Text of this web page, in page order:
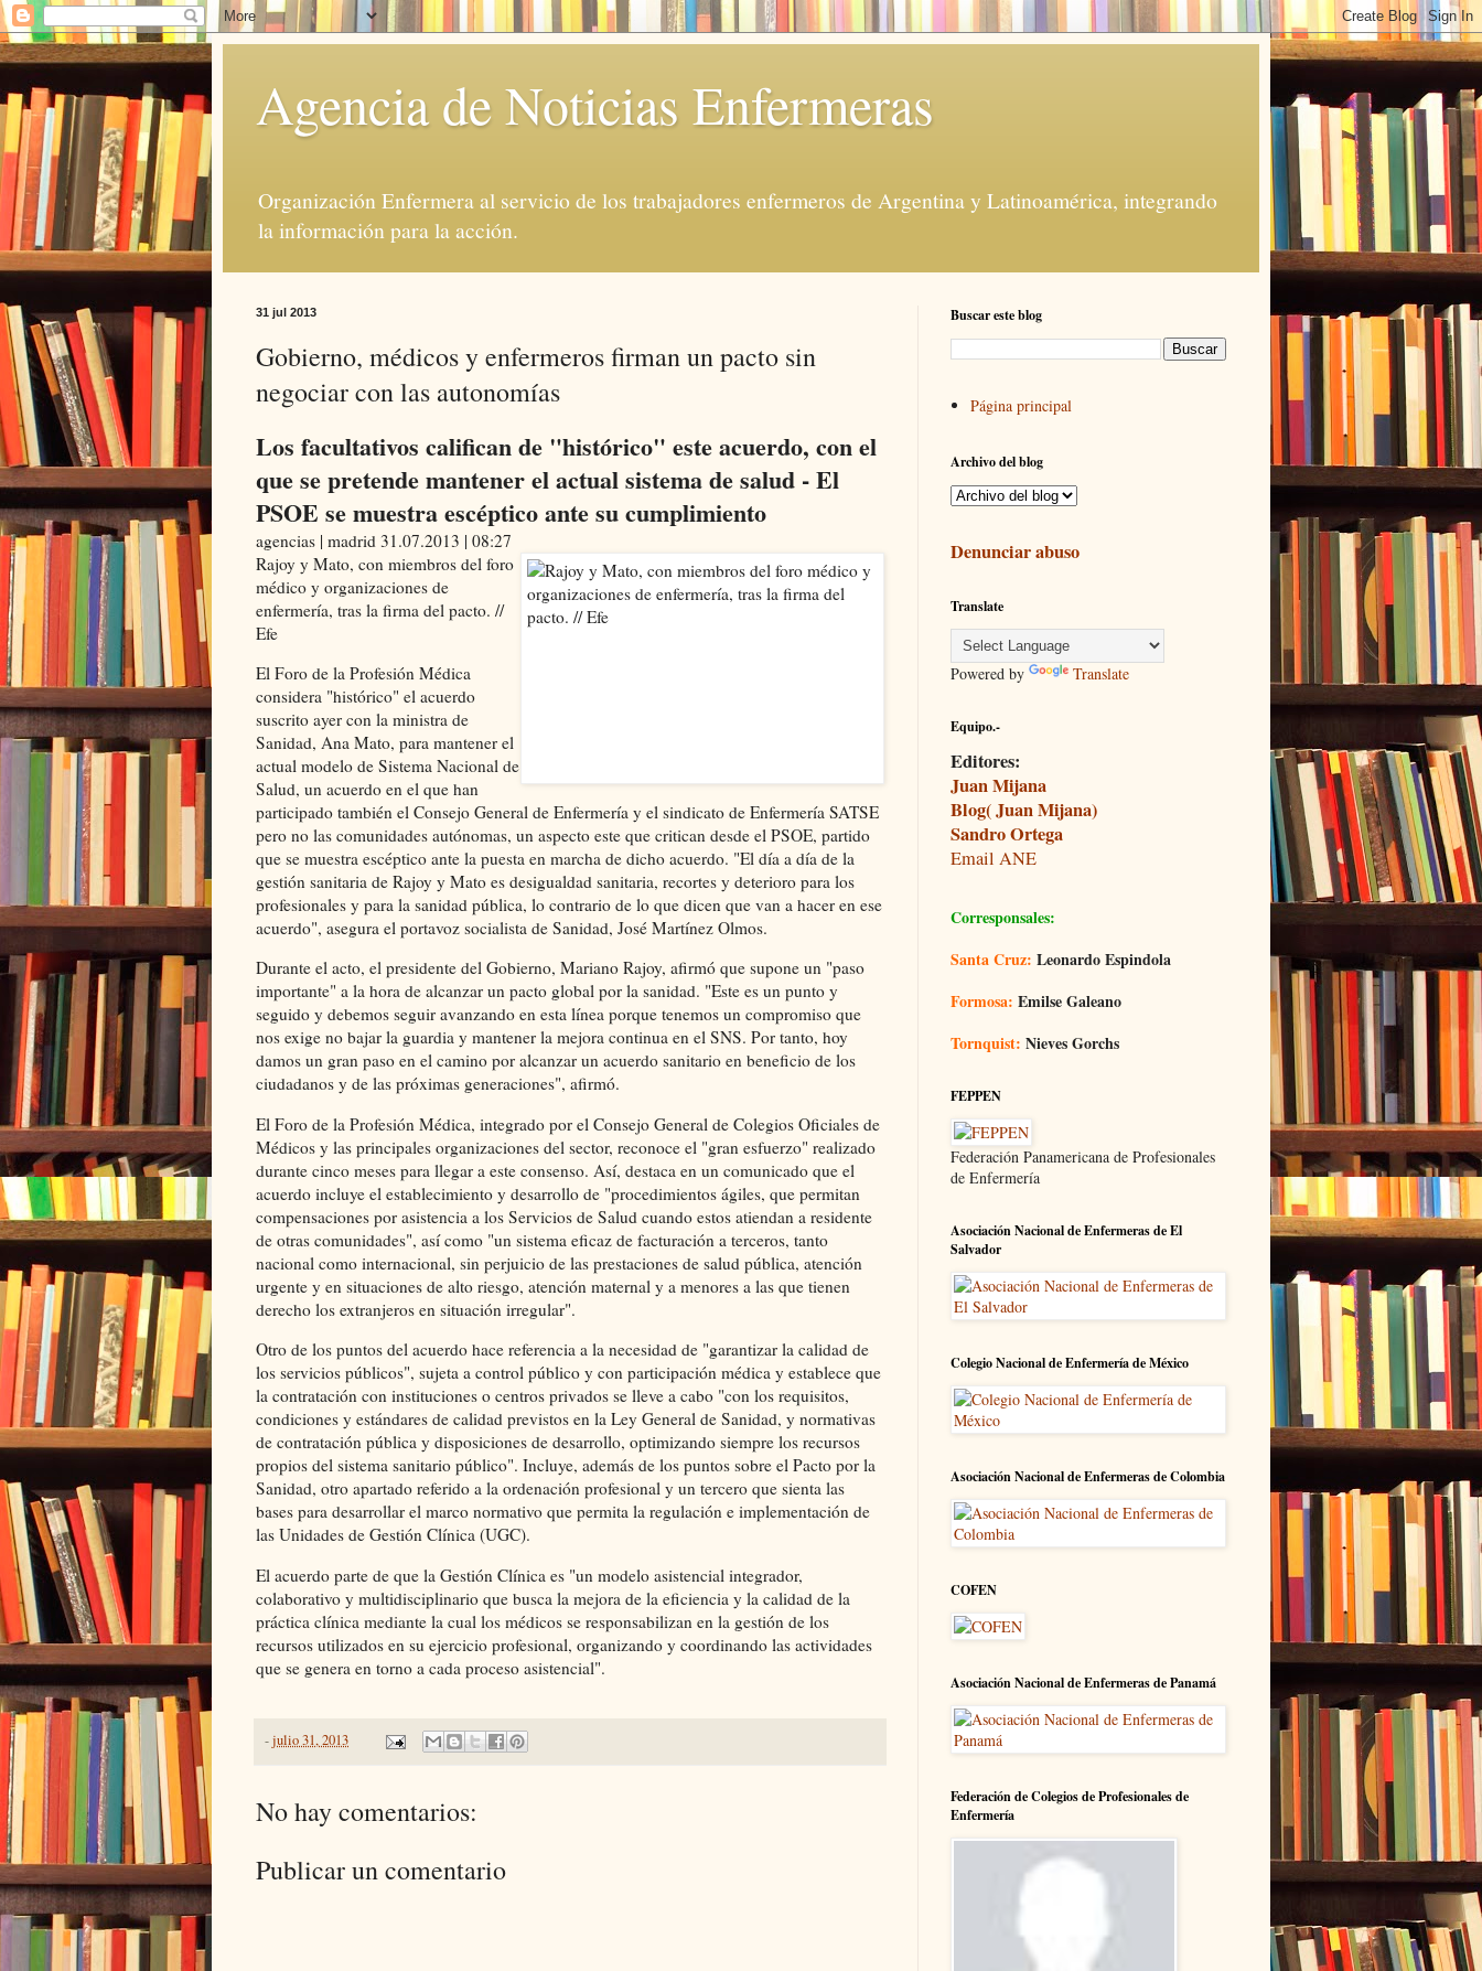
Agencia de Noticias Enfermeras
Organización Enfermera al servicio de los trabajadores enfermeros de Argentina y Latinoamérica, integrando
la información para la acción.
31 jul 2013
Gobierno, médicos y enfermeros firman un pacto sin
negociar con las autonomías
Los facultativos califican de "histórico" este acuerdo, con el
que se pretende mantener el actual sistema de salud - El
PSOE se muestra escéptico ante su cumplimiento
agencias | madrid 31.07.2013 | 08:27
Rajoy y Mato, con miembros del foro
médico y organizaciones de
enfermería, tras la firma del pacto. //
Efe
El Foro de la Profesión Médica
considera "histórico" el acuerdo
suscrito ayer con la ministra de
Sanidad, Ana Mato, para mantener el
actual modelo de Sistema Nacional de
Salud, un acuerdo en el que han
participado también el Consejo General de Enfermería y el sindicato de Enfermería SATSE
pero no las comunidades autónomas, un aspecto este que critican desde el PSOE, partido
que se muestra escéptico ante la puesta en marcha de dicho acuerdo. "El día a día de la
gestión sanitaria de Rajoy y Mato es desigualdad sanitaria, recortes y deterioro para los
profesionales y para la sanidad pública, lo contrario de lo que dicen que van a hacer en ese
acuerdo", asegura el portavoz socialista de Sanidad, José Martínez Olmos.
Durante el acto, el presidente del Gobierno, Mariano Rajoy, afirmó que supone un "paso
importante" a la hora de alcanzar un pacto global por la sanidad. "Este es un punto y
seguido y debemos seguir avanzando en esta línea porque tenemos un compromiso que
nos exige no bajar la guardia y mantener la mejora continua en el SNS. Por tanto, hoy
damos un gran paso en el camino por alcanzar un acuerdo sanitario en beneficio de los
ciudadanos y de las próximas generaciones", afirmó.
El Foro de la Profesión Médica, integrado por el Consejo General de Colegios Oficiales de
Médicos y las principales organizaciones del sector, reconoce el "gran esfuerzo" realizado
durante cinco meses para llegar a este consenso. Así, destaca en un comunicado que el
acuerdo incluye el establecimiento y desarrollo de "procedimientos ágiles, que permitan
compensaciones por asistencia a los Servicios de Salud cuando estos atiendan a residente
de otras comunidades", así como "un sistema eficaz de facturación a terceros, tanto
nacional como internacional, sin perjuicio de las prestaciones de salud pública, atención
urgente y en situaciones de alto riesgo, atención maternal y a menores a las que tienen
derecho los extranjeros en situación irregular".
Otro de los puntos del acuerdo hace referencia a la necesidad de "garantizar la calidad de
los servicios públicos", sujeta a control público y con participación médica y establece que
la contratación con instituciones o centros privados se lleve a cabo "con los requisitos,
condiciones y estándares de calidad previstos en la Ley General de Sanidad, y normativas
de contratación pública y disposiciones de desarrollo, optimizando siempre los recursos
propios del sistema sanitario público". Incluye, además de los puntos sobre el Pacto por la
Sanidad, otro apartado referido a la ordenación profesional y un tercero que sienta las
bases para desarrollar el marco normativo que permita la regulación e implementación de
las Unidades de Gestión Clínica (UGC).
El acuerdo parte de que la Gestión Clínica es "un modelo asistencial integrador,
colaborativo y multidisciplinario que busca la mejora de la eficiencia y la calidad de la
práctica clínica mediante la cual los médicos se responsabilizan en la gestión de los
recursos utilizados en su ejercicio profesional, organizando y coordinando las actividades
que se genera en torno a cada proceso asistencial".
-julio 31, 2013
No hay comentarios:
Publicar un comentario
Buscar este blog
Página principal
Archivo del blog
Denunciar abuso
Translate
Powered by Translate
Equipo.-
Editores:
Juan Mijana
Blog( Juan Mijana)
Sandro Ortega
Email ANE
Corresponsales:
Santa Cruz: Leonardo Espindola
Formosa: Emilse Galeano
Tornquist: Nieves Gorchs
FEPPEN
Federación Panamericana de Profesionales
de Enfermería
Asociación Nacional de Enfermeras de El
Salvador
Colegio Nacional de Enfermería de México
Asociación Nacional de Enfermeras de Colombia
COFEN
Asociación Nacional de Enfermeras de Panamá
Federación de Colegios de Profesionales de
Enfermería